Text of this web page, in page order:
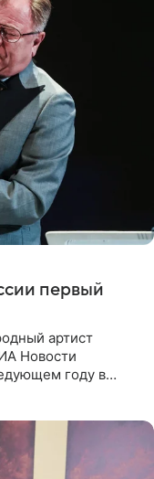
первый
артист
Новости
году в